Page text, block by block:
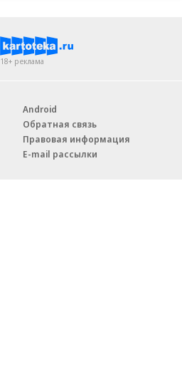
18+ реклама
Android
Обратная связь
Правовая информация
E-mail рассылки